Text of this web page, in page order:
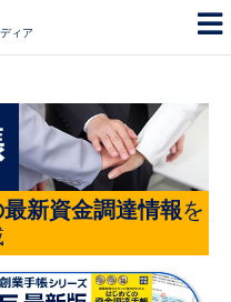
ィア
新資金調達情報を